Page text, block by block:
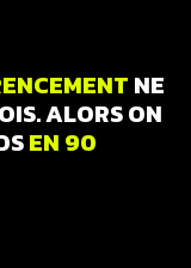
NE
ALORS ON
EN 90